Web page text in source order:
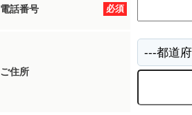
必須
電話番号
ご住所